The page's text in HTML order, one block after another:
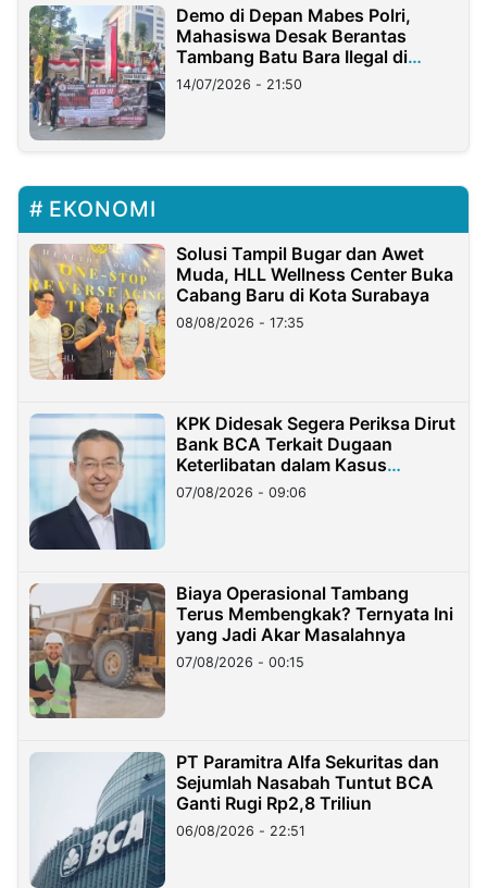
Demo di Depan Mabes Polri,
Mahasiswa Desak Berantas
Tambang Batu Bara Ilegal di
Lampung
14/07/2026 - 21:50
EKONOMI
Solusi Tampil Bugar dan Awet
Muda, HLL Wellness Center Buka
Cabang Baru di Kota Surabaya
08/08/2026 - 17:35
KPK Didesak Segera Periksa Dirut
Bank BCA Terkait Dugaan
Keterlibatan dalam Kasus
Hilangnya Dana Nasabah Rp2,58
Miliar
07/08/2026 - 09:06
Biaya Operasional Tambang
Terus Membengkak? Ternyata Ini
yang Jadi Akar Masalahnya
07/08/2026 - 00:15
PT Paramitra Alfa Sekuritas dan
Sejumlah Nasabah Tuntut BCA
Ganti Rugi Rp2,8 Triliun
06/08/2026 - 22:51